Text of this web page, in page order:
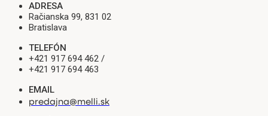
ADRESA
Račianska 99, 831 02
Bratislava
TELEFÓN
+421 917 694 462 /
+421 917 694 463
EMAIL
predajna@melli.sk